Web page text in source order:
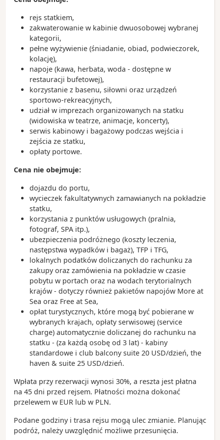
- 70% mieszkańców miasta to Latynosi
- w Miami wynaleziono krem do opalania
- Miami to światowa stolica rejsów wycieczkowych
rejs statkiem,
zakwaterowanie w kabinie dwuosobowej wybranej
kategorii,
pełne wyżywienie (śniadanie, obiad, podwieczorek,
kolację),
napoje (kawa, herbata, woda - dostępne w
restauracji bufetowej),
korzystanie z basenu, siłowni oraz urządzeń
sportowo-rekreacyjnych,
udział w imprezach organizowanych na statku
(widowiska w teatrze, animacje, koncerty),
serwis kabinowy i bagażowy podczas wejścia i
zejścia ze statku,
opłaty portowe.
Cena nie obejmuje:
dojazdu do portu,
wycieczek fakultatywnych zamawianych na pokładzie
statku,
korzystania z punktów usługowych (pralnia,
fotograf, SPA itp.),
ubezpieczenia podróżnego (koszty leczenia,
następstwa wypadków i bagaż), TFP i TFG,
lokalnych podatków doliczanych do rachunku za
zakupy oraz zamówienia na pokładzie w czasie
pobytu w portach oraz na wodach terytorialnych
krajów - dotyczy również pakietów napojów More at
Sea oraz Free at Sea,
opłat turystycznych, które mogą być pobierane w
wybranych krajach, opłaty serwisowej (service
charge) automatycznie doliczanej do rachunku na
statku - (za każdą osobę od 3 lat) - kabiny
standardowe i club balcony suite 20 USD/dzień, the
haven & suite 25 USD/dzień.
Wpłata przy rezerwacji wynosi 30%, a reszta jest płatna
na 45 dni przed rejsem. Płatności można dokonać
przelewem w EUR lub w PLN.
Podane godziny i trasa rejsu mogą ulec zmianie. Planując
podróż, należy uwzględnić możliwe przesunięcia.